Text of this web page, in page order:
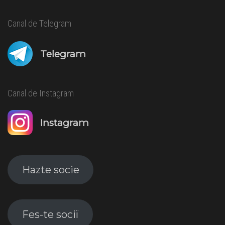
Canal de Telegram
Telegram
Canal de Instagram
Instagram
Hazte socie
Fes-te sociï